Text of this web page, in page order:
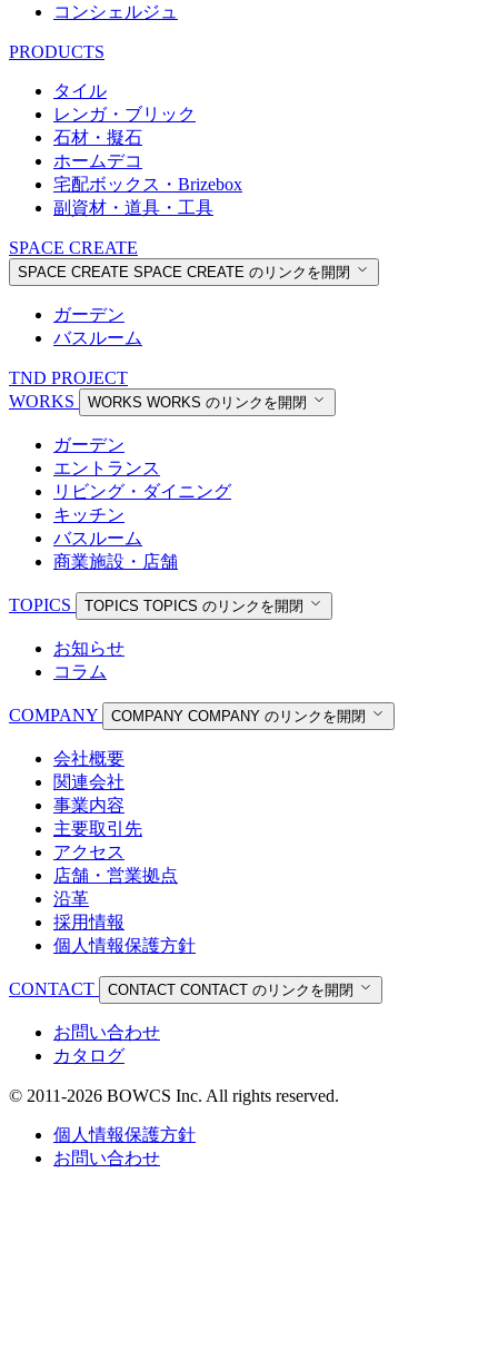
コンシェルジュ
PRODUCTS
タイル
レンガ・ブリック
石材・擬石
ホームデコ
宅配ボックス・Brizebox
副資材・道具・工具
SPACE CREATE
SPACE CREATE SPACE CREATE のリンクを開閉
ガーデン
バスルーム
TND PROJECT
WORKS
WORKS WORKS のリンクを開閉
ガーデン
エントランス
リビング・ダイニング
キッチン
バスルーム
商業施設・店舗
TOPICS TOPICS TOPICS のリンクを開閉
お知らせ
コラム
COMPANY COMPANY COMPANY のリンクを開閉
会社概要
関連会社
事業内容
主要取引先
アクセス
店舗・営業拠点
沿革
採用情報
個人情報保護方針
CONTACT CONTACT CONTACT のリンクを開閉
お問い合わせ
カタログ
© 2011-2026 BOWCS Inc. All rights reserved.
個人情報保護方針
お問い合わせ